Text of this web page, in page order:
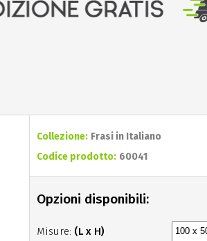
Collezione: Frasi in Italiano
Codice prodotto: 60041
Opzioni disponibili:
Misure: (L x H)